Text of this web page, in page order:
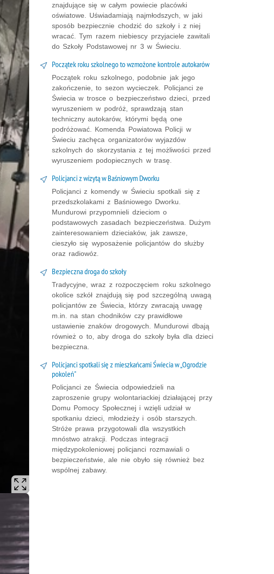
znajdujące się w całym powiecie placówki
oświatowe. Uświadamiają najmłodszych, w jaki
sposób bezpiecznie chodzić do szkoły i z niej
wracać. Tym razem niebiescy przyjaciele zawitali
do Szkoły Podstawowej nr 3 w Świeciu.
Początek roku szkolnego to wzmożone kontrole autokarów
Początek roku szkolnego, podobnie jak jego
zakończenie, to sezon wycieczek. Policjanci ze
Świecia w trosce o bezpieczeństwo dzieci, przed
wyruszeniem w podróż, sprawdzają stan
techniczny autokarów, którymi będą one
podróżować. Komenda Powiatowa Policji w
Świeciu zachęca organizatorów wyjazdów
szkolnych do skorzystania z tej możliwości przed
wyruszeniem podopiecznych w trasę.
Policjanci z wizytą w Baśniowym Dworku
Policjanci z komendy w Świeciu spotkali się z
przedszkolakami z Baśniowego Dworku.
Mundurowi przypomnieli dzieciom o
podstawowych zasadach bezpieczeństwa. Dużym
zainteresowaniem dzieciaków, jak zawsze,
cieszyło się wyposażenie policjantów do służby
oraz radiowóz.
Bezpieczna droga do szkoły
Tradycyjne, wraz z rozpoczęciem roku szkolnego
okolice szkół znajdują się pod szczególną uwagą
policjantów ze Świecia, którzy zwracają uwagę
m.in. na stan chodników czy prawidłowe
ustawienie znaków drogowych. Mundurowi dbają
również o to, aby droga do szkoły była dla dzieci
bezpieczna.
Policjanci spotkali się z mieszkańcami Świecia w „Ogrodzie
pokoleń"
Policjanci ze Świecia odpowiedzieli na
zaproszenie grupy wolontariackiej działającej przy
Domu Pomocy Społecznej i wzięli udział w
spotkaniu dzieci, młodzieży i osób starszych.
Stróże prawa przygotowali dla wszystkich
mnóstwo atrakcji. Podczas integracji
międzypokoleniowej policjanci rozmawiali o
bezpieczeństwie, ale nie obyło się również bez
wspólnej zabawy.